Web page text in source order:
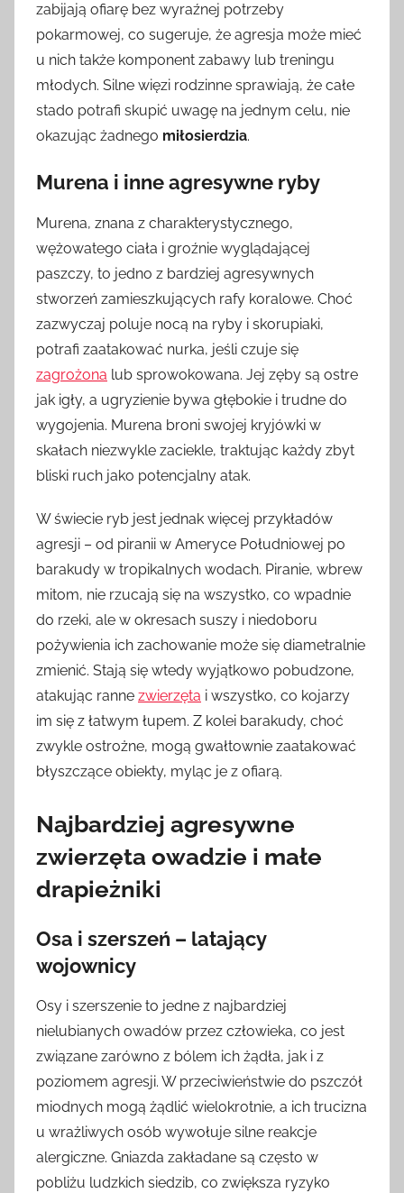
zabijają ofiarę bez wyraźnej potrzeby
pokarmowej, co sugeruje, że agresja może mieć
u nich także komponent zabawy lub treningu
młodych. Silne więzi rodzinne sprawiają, że całe
stado potrafi skupić uwagę na jednym celu, nie
okazując żadnego miłosierdzia.
Murena i inne agresywne ryby
Murena, znana z charakterystycznego,
wężowatego ciała i groźnie wyglądającej
paszczy, to jedno z bardziej agresywnych
stworzeń zamieszkujących rafy koralowe. Choć
zazwyczaj poluje nocą na ryby i skorupiaki,
potrafi zaatakować nurka, jeśli czuje się
zagrożona lub sprowokowana. Jej zęby są ostre
jak igły, a ugryzienie bywa głębokie i trudne do
wygojenia. Murena broni swojej kryjówki w
skałach niezwykle zaciekle, traktując każdy zbyt
bliski ruch jako potencjalny atak.
W świecie ryb jest jednak więcej przykładów
agresji – od piranii w Ameryce Południowej po
barakudy w tropikalnych wodach. Piranie, wbrew
mitom, nie rzucają się na wszystko, co wpadnie
do rzeki, ale w okresach suszy i niedoboru
pożywienia ich zachowanie może się diametralnie
zmienić. Stają się wtedy wyjątkowo pobudzone,
atakując ranne zwierzęta i wszystko, co kojarzy
im się z łatwym łupem. Z kolei barakudy, choć
zwykle ostrożne, mogą gwałtownie zaatakować
błyszczące obiekty, myląc je z ofiarą.
Najbardziej agresywne
zwierzęta owadzie i małe
drapieżniki
Osa i szerszeń – latający
wojownicy
Osy i szerszenie to jedne z najbardziej
nielubianych owadów przez człowieka, co jest
związane zarówno z bólem ich żądła, jak i z
poziomem agresji. W przeciwieństwie do pszczół
miodnych mogą żądlić wielokrotnie, a ich trucizna
u wrażliwych osób wywołuje silne reakcje
alergiczne. Gniazda zakładane są często w
pobliżu ludzkich siedzib, co zwiększa ryzyko